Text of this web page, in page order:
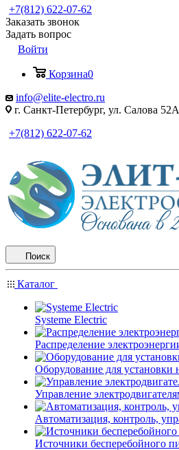
+7(812) 622-07-62
Заказать звонок
Задать вопрос
Войти
Корзина0
info@elite-electro.ru
г. Санкт-Петербург, ул. Салова
+7(812) 622-07-62
Поиск
Каталог
Systeme Electric
Распределение
Оборудование для установки
Управление
Автоматизация, контроль,
Источники бесперебойного